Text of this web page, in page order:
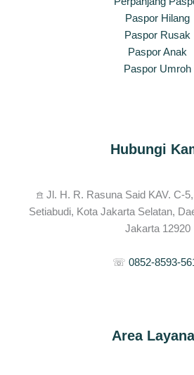
Paspor Hilang
Paspor Rusak
Paspor Anak
Paspor Umroh
Hubungi
𖠿 Jl. H. R. Rasuna Said KAV. C-
Setiabudi, Kota Jakarta Selatan,
Jakarta 12920
☏ 0852-8593-
Area